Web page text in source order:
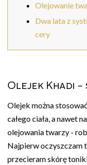
Olejowanie
Dwa lata z
cery
Olejek Khadi -
Olejek można
całego ciała, a nawet
olejowania twarzy -
Najpierw oczyszczam
przecieram skórę